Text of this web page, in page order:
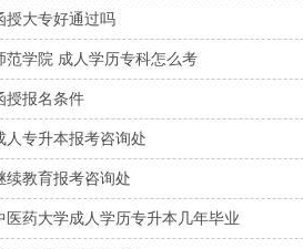
授大专好通过吗
范学院 成人学历专科怎么考
授报名条件
人专升本报考咨询处
续教育报考咨询处
医药大学成人学历专升本几年毕业